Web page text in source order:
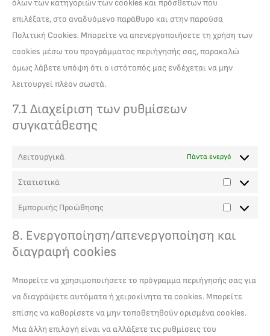
όλων των κατηγοριών των cookies και πρόσθετων που
επιλέξατε, στο αναδυόμενο παράθυρο και στην παρούσα
Πολιτική Cookies. Μπορείτε να απενεργοποιήσετε τη χρήση των
cookies μέσω του προγράμματος περιήγησής σας, παρακαλώ
όμως λάβετε υπόψη ότι ο ιστότοπός μας ενδέχεται να μην
λειτουργεί πλέον σωστά.
7.1 Διαχείριση των ρυθμίσεων
συγκατάθεσης
Λειτουργικά Πάντα ενεργό
Στατιστικά
Εμπορικής Προώθησης
8. Ενεργοποίηση/απενεργοποίηση και
διαγραφή cookies
Μπορείτε να χρησιμοποιήσετε το πρόγραμμα περιήγησής σας για
να διαγράψετε αυτόματα ή χειροκίνητα τα cookies. Μπορείτε
επίσης να καθορίσετε να μην τοποθετηθούν ορισμένα cookies.
Μια άλλη επιλογή είναι να αλλάξετε τις ρυθμίσεις του